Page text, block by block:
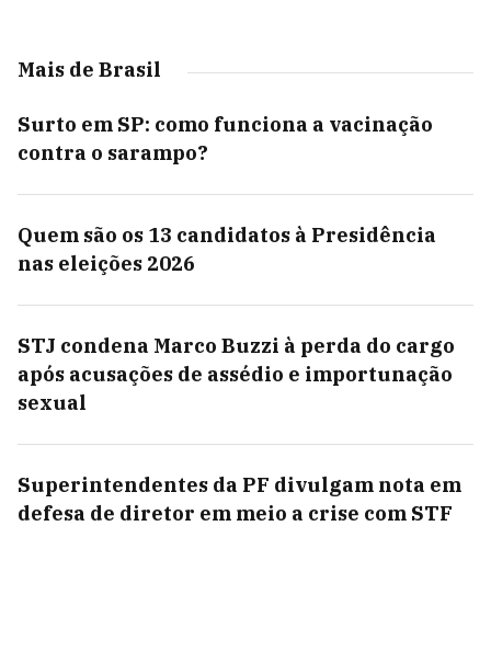
Mais de Brasil
Surto em SP: como funciona a vacinação
contra o sarampo?
Quem são os 13 candidatos à Presidência
nas eleições 2026
STJ condena Marco Buzzi à perda do cargo
após acusações de assédio e importunação
sexual
Superintendentes da PF divulgam nota em
defesa de diretor em meio a crise com STF